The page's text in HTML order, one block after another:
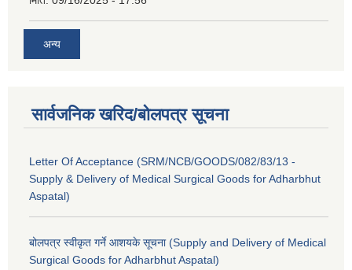
अन्य
सार्वजनिक खरिद/बोलपत्र सूचना
Letter Of Acceptance (SRM/NCB/GOODS/082/83/13 -
Supply & Delivery of Medical Surgical Goods for Adharbhut
Aspatal)
बोलपत्र स्वीकृत गर्ने आशयके सूचना (Supply and Delivery of Medical
Surgical Goods for Adharbhut Aspatal)